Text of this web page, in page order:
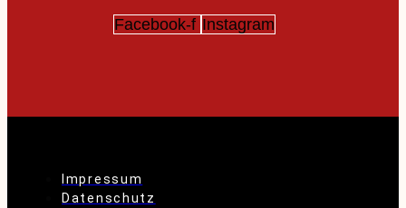
Facebook-f Instagram
Impressum
Datenschutz